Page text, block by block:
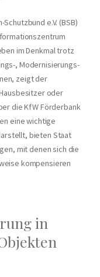
e.V. (BSB)
im Denkmal trotz
, Modernisierungs-
zeigt der
oder
die KfW Förderbank
eine wichtige
bieten Staat
mit denen sich die
kompensieren
in